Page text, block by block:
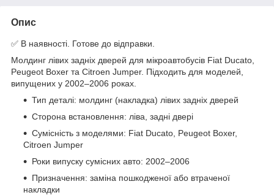
Опис
✅ В наявності. Готове до відправки.
Молдинг лівих задніх дверей для мікроавтобусів Fiat Ducato,
Peugeot Boxer та Citroen Jumper. Підходить для моделей,
випущених у 2002–2006 роках.
Тип деталі: молдинг (накладка) лівих задніх дверей
Сторона встановлення: ліва, задні двері
Сумісність з моделями: Fiat Ducato, Peugeot Boxer,
Citroen Jumper
Роки випуску сумісних авто: 2002–2006
Призначення: заміна пошкодженої або втраченої
накладки